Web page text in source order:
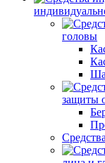
головы
защиты